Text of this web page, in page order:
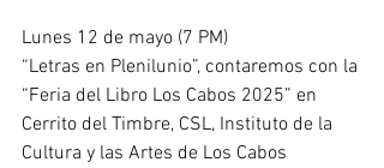
Lunes 12 de mayo (7 PM)
“Letras en Plenilunio”, contaremos con la
“Feria del Libro Los Cabos 2025” en
Cerrito del Timbre, CSL, Instituto de la
Cultura y las Artes de Los Cabos